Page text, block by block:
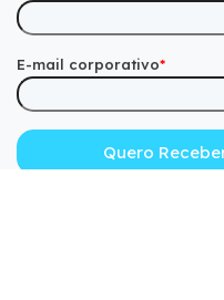
E-mail corporativo*